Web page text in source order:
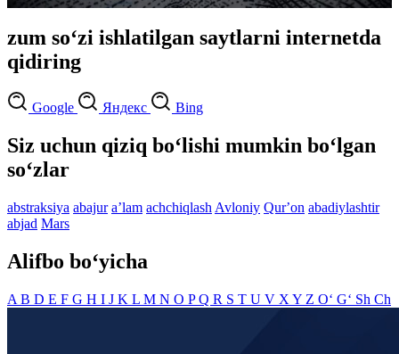
zum so‘zi ishlatilgan saytlarni internetda
qidiring
Google Яндекс Bing
Siz uchun qiziq bo‘lishi mumkin bo‘lgan
so‘zlar
abstraksiya abajur aʼlam achchiqlash Avloniy Qurʼon abadiylashtir
abjad Mars
Alifbo bo‘yicha
A B D E F G H I J K L M N O PQ R S T U V X Y Z O‘ G‘ Sh Ch